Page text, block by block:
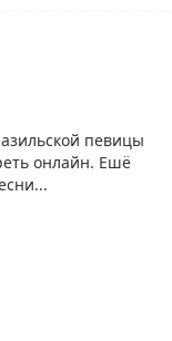
певицы
онлайн. Ешё